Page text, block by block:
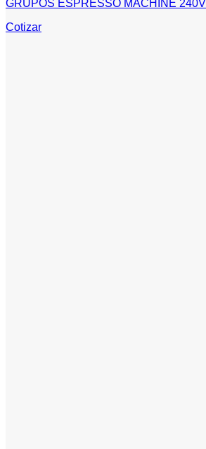
GRUPOS ESPRESSO MACHINE 240V
Cotizar